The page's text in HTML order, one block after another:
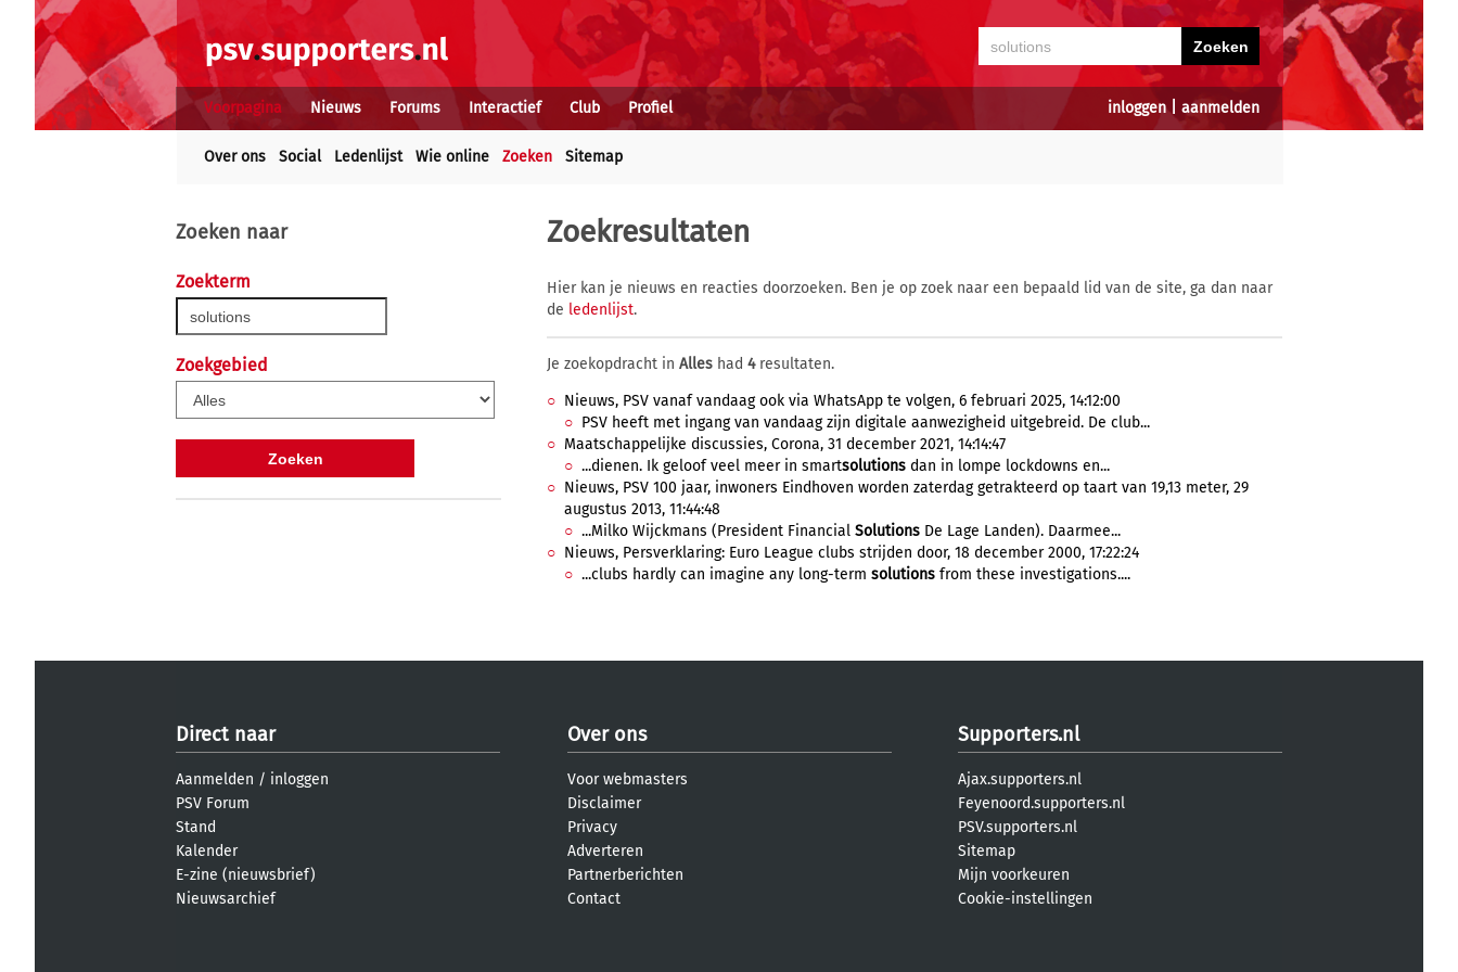
inloggen| aanmelden
Voorpagina Nieuws Forums Interactief Club Profiel
Over ons Social Ledenlijst Wie online Zoeken Sitemap
Zoeken naar
Zoekterm
Zoekgebied
Zoekresultaten
Hier kan je nieuws en reacties doorzoeken. Ben je op zoek naar een bepaald lid van de site, ga dan naar
de ledenlijst.
Je zoekopdracht in Alles had 4resultaten.
Nieuws, PSV vanaf vandaag ook via WhatsApp te volgen, 6 februari 2025, 14:12:00
PSV heeft met ingang van vandaag zijn digitale aanwezigheid uitgebreid. De club...
Maatschappelijke discussies, Corona, 31 december 2021, 14:14:47
...dienen. Ik geloof veel meer in smartsolutions dan in lompe lockdowns en...
Nieuws, PSV 100 jaar, inwoners Eindhoven worden zaterdag getrakteerd op taart van 19,13 meter, 29
augustus 2013, 11:44:48
...Milko Wijckmans (President Financial Solutions De Lage Landen). Daarmee...
Nieuws, Persverklaring: Euro League clubs strijden door, 18 december 2000, 17:22:24
...clubs hardly can imagine any long-term solutions from these investigations....
Direct naar
Aanmelden / inloggen
PSV Forum
Stand
Kalender
E-zine (nieuwsbrief)
Nieuwsarchief
Over ons
Voor webmasters
Disclaimer
Privacy
Adverteren
Partnerberichten
Contact
Supporters.nl
Ajax.supporters.nl
Feyenoord.supporters.nl
PSV.supporters.nl
Sitemap
Mijn voorkeuren
Cookie-instellingen